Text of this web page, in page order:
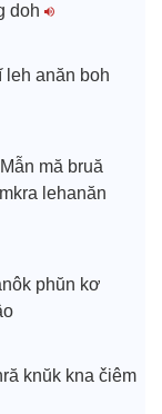
doh
leh anăn boh
mă bruă
lehanăn
phŭn kơ
knŭk kna čiêm